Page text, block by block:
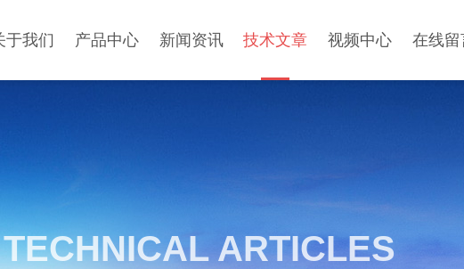
于我们 产品中心 新闻资讯 技术文章 视频中心 在线留
TECHNICAL ARTICLES